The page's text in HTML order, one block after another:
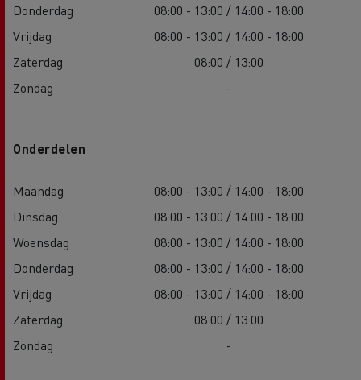
Donderdag
08:00 - 13:00 / 14:00 - 18:00
Vrijdag
08:00 - 13:00 / 14:00 - 18:00
Zaterdag
08:00 / 13:00
Zondag
-
Onderdelen
Maandag
08:00 - 13:00 / 14:00 - 18:00
Dinsdag
08:00 - 13:00 / 14:00 - 18:00
Woensdag
08:00 - 13:00 / 14:00 - 18:00
Donderdag
08:00 - 13:00 / 14:00 - 18:00
Vrijdag
08:00 - 13:00 / 14:00 - 18:00
Zaterdag
08:00 / 13:00
Zondag
-